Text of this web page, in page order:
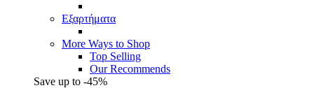
Εξαρτήματα
More Ways to Shop
Top Selling
Our Recommends
Save up to -45%